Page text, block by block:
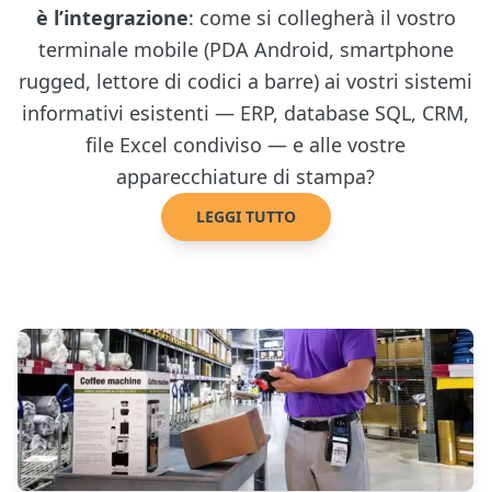
è l’integrazione: come si collegherà il vostro
terminale mobile (PDA Android, smartphone
rugged, lettore di codici a barre) ai vostri sistemi
informativi esistenti — ERP, database SQL, CRM,
file Excel condiviso — e alle vostre
apparecchiature di stampa?
LEGGI TUTTO